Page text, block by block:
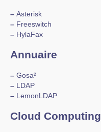
– Asterisk
– Freeswitch
– HylaFax
Annuaire
– Gosa²
– LDAP
– LemonLDAP
Cloud Computing